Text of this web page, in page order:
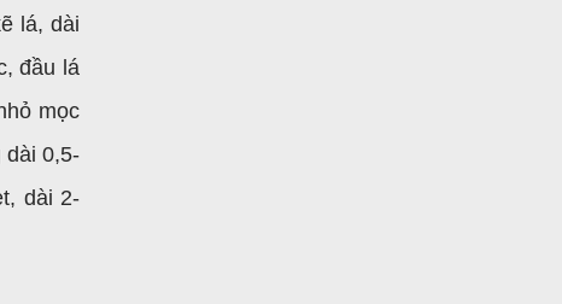
lá, dài
đầu lá
mọc
dài 0,5-
dài 2-